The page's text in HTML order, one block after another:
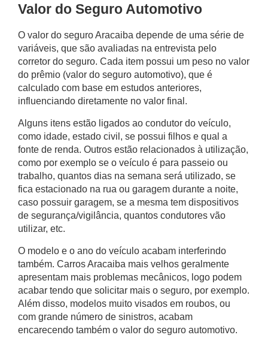
Valor do Seguro Automotivo
O valor do seguro Aracaiba depende de uma série de
variáveis, que são avaliadas na entrevista pelo
corretor do seguro. Cada item possui um peso no valor
do prêmio (valor do seguro automotivo), que é
calculado com base em estudos anteriores,
influenciando diretamente no valor final.
Alguns itens estão ligados ao condutor do veículo,
como idade, estado civil, se possui filhos e qual a
fonte de renda. Outros estão relacionados à utilização,
como por exemplo se o veículo é para passeio ou
trabalho, quantos dias na semana será utilizado, se
fica estacionado na rua ou garagem durante a noite,
caso possuir garagem, se a mesma tem dispositivos
de segurança/vigilância, quantos condutores vão
utilizar, etc.
O modelo e o ano do veículo acabam interferindo
também. Carros Aracaiba mais velhos geralmente
apresentam mais problemas mecânicos, logo podem
acabar tendo que solicitar mais o seguro, por exemplo.
Além disso, modelos muito visados em roubos, ou
com grande número de sinistros, acabam
encarecendo também o valor do seguro automotivo.